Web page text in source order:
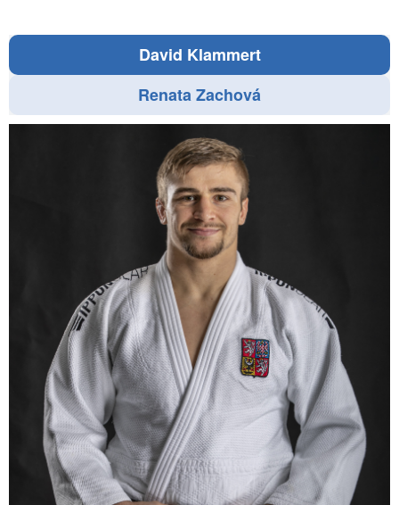
David Klammert
Renata Zachová